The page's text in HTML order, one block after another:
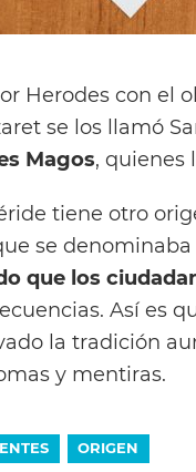
Herodes con el
se los llamó
Magos, quienes
tiene otro
se denominaba
que los
Así es
la tradición
y mentiras.
ORIGEN